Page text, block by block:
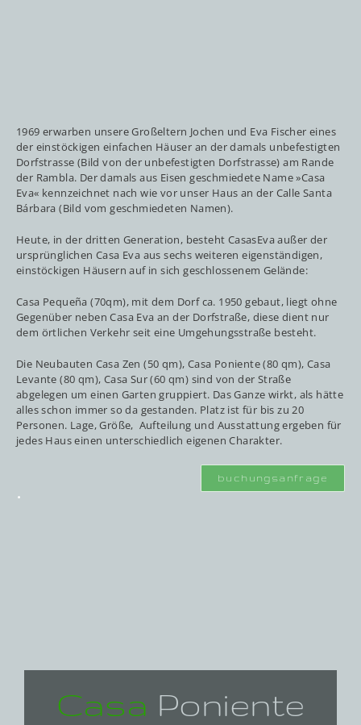
1969 erwarben unsere Großeltern Jochen und Eva Fischer eines
der einstöckigen einfachen Häuser an der damals unbefestigten
Dorfstrasse (Bild von der unbefestigten Dorfstrasse) am Rande
der Rambla. Der damals aus Eisen geschmiedete Name »Casa
Eva« kennzeichnet nach wie vor unser Haus an der Calle Santa
Bárbara (Bild vom geschmiedeten Namen).
Heute, in der dritten Generation, besteht CasasEva außer der
ursprünglichen Casa Eva aus sechs weiteren eigenständigen,
einstöckigen Häusern auf in sich geschlossenem Gelände:
Casa Pequeña (70qm), mit dem Dorf ca. 1950 gebaut, liegt ohne
Gegenüber neben Casa Eva an der Dorfstraße, diese dient nur
dem örtlichen Verkehr seit eine Umgehungsstraße besteht.
Die Neubauten Casa Zen (50 qm), Casa Poniente (80 qm), Casa
Levante (80 qm), Casa Sur (60 qm) sind von der Straße
abgelegen um einen Garten gruppiert. Das Ganze wirkt, als hätte
alles schon immer so da gestanden. Platz ist für bis zu 20
Personen. Lage, Größe, Aufteilung und Ausstattung ergeben für
jedes Haus einen unterschiedlich eigenen Charakter.
buchungsanfrage
.
Casa Poniente